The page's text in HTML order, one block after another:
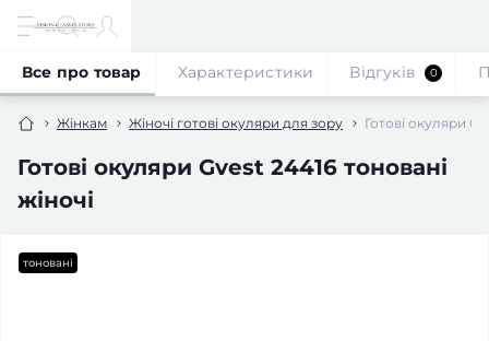
Жінкам Жіночі готові окуляри для зору Готові окуляри
Готові окуляри Gvest 24416 тоновані
жіночі
Все про товар Характеристики Відгуків 0
тоновані